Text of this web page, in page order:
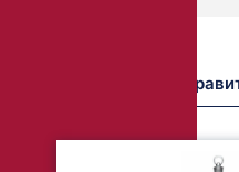
Возможно Вам